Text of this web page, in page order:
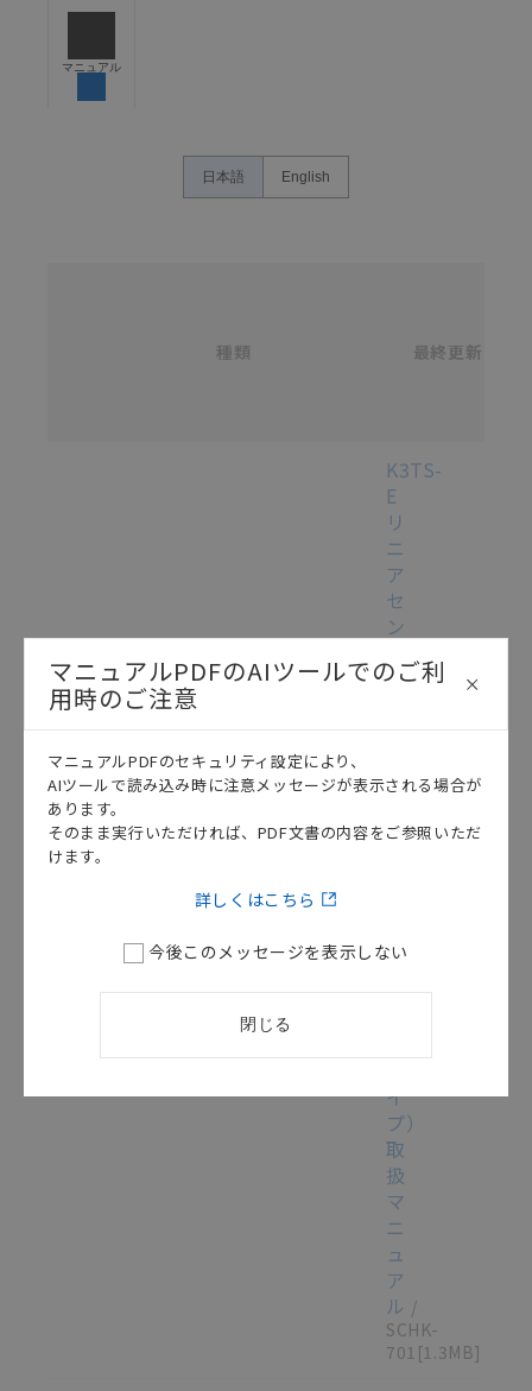
うな用途に使用される場合には、システム全体として
保できるよう設計されていること、および本製品が全
ン事例は参考用ですので、ご採用に際しては機器・装
置の機能や安全性をご確認のうえご使用ください。・
があります。改めて当サイトの掲載内容をご確認のう
マニュアル
日本語 English
種類 最終更新
K3TS-
E
リ
ニ
ア
セ
ン
デ
タ
パ
ル
（エ
コ
ノ
イ
プ）
取
扱
マ
ニ
ュ
ア
ル /
SCHK-
701 [1.3MB]
マニュアルPDFのAIツールでのご利
用時のご注意
マニュアルPDFのセキュリティ設定により、
AIツールで読み込み時に注意メッセージが表示される場合が
あります。
そのまま実行いただければ、PDF文書の内容をご参照いただ
けます。
詳しくはこちら
今後このメッセージを表示しない
閉じる